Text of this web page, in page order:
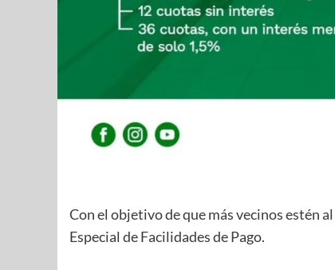
Con el objetivo de que más vecinos estén
Especial de Facilidades de Pago.